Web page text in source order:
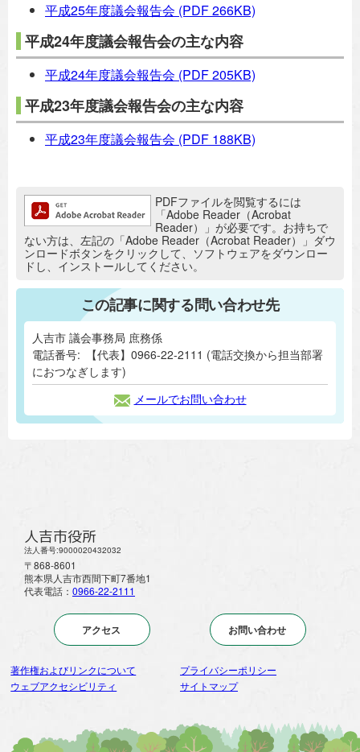
平成25年度議会報告会 (PDF 266KB)
平成24年度議会報告会の主な内容
平成24年度議会報告会 (PDF 205KB)
平成23年度議会報告会の主な内容
平成23年度議会報告会 (PDF 188KB)
追加情報：PDFファイルPDFファイルを閲覧するには
「Adobe Reader（Acrobat
Reader）」が必要です。お持ちで
ない方は、左記の「Adobe Reader（Acrobat Reader）」ダウ
ンロードボタンをクリックして、ソフトウェアをダウンロー
ドし、インストールしてください。
この記事に関する問い合わせ先
人吉市 議会事務局 庶務係
電話番号:
【代表】0966-22-2111 (電話交換から担当部署
におつなぎします)
メールでお問い合わせ
人吉市役所
法人番号:9000020432032
〒868-8601
熊本県人吉市西間下町7番地1
代表電話： 0966-22-2111
アクセス お問い合わせ
著作権およびリンクについて
プライバシーポリシー
ウェブアクセシビリティ
サイトマップ